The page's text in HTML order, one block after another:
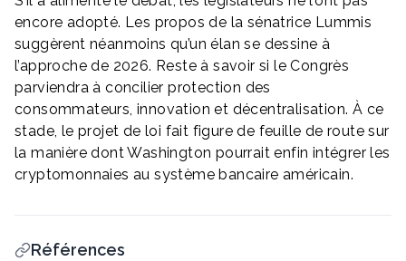
encore adopté. Les propos de la sénatrice Lummis
suggèrent néanmoins qu’un élan se dessine à
l’approche de 2026. Reste à savoir si le Congrès
parviendra à concilier protection des
consommateurs, innovation et décentralisation. À ce
stade, le projet de loi fait figure de feuille de route sur
la manière dont Washington pourrait enfin intégrer les
cryptomonnaies au système bancaire américain.
Références